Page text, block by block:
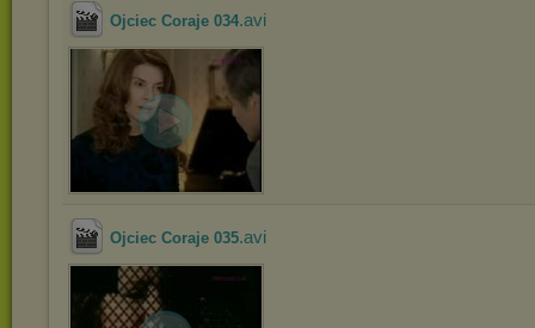
Ojciec Coraje 034.avi
Ojciec Coraje 035.avi